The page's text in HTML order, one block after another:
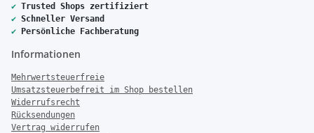
✔ Trusted Shops zertifiziert
✔ Schneller Versand
✔ Persönliche Fachberatung
Informationen
Mehrwertsteuerfreie
Umsatzsteuerbefreit im Shop bestellen
Widerrufsrecht
Rücksendungen
Vertrag widerrufen